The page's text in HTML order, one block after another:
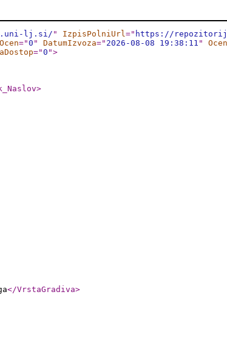
lj.si/" IzpisPolniUrl=" https://
="0 " DatumIzvoza=" 2026-08-08 19:38:11 "
="0 ">
>
</VrstaGradiva>